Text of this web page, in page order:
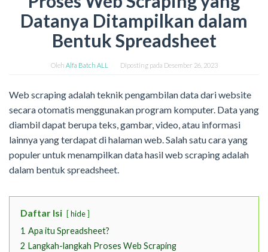
Datanya Ditampilkan dalam
Bentuk Spreadsheet
Oleh Alfa Batch ALL Diposting pada Desember 26, 2023
Web scraping adalah teknik pengambilan data dari website
secara otomatis menggunakan program komputer. Data yang
diambil dapat berupa teks, gambar, video, atau informasi
lainnya yang terdapat di halaman web. Salah satu cara yang
populer untuk menampilkan data hasil web scraping adalah
dalam bentuk spreadsheet.
Daftar Isi hide
1 Apa itu Spreadsheet?
2 Langkah-langkah Proses Web Scraping